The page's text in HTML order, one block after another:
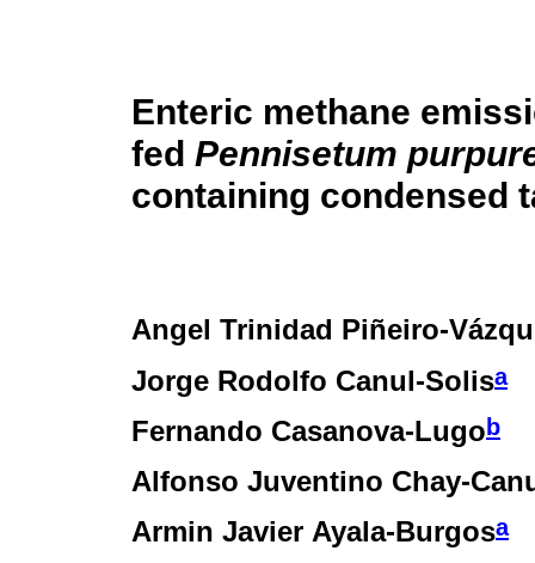
Enteric methane
fed Pennisetum
containing condensed
Angel Trinidad Piñeiro-
Jorge Rodolfo Canul-Solisa
Fernando Casanova-Lugob
Alfonso Juventino Chay-
Armin Javier Ayala-Burgosa